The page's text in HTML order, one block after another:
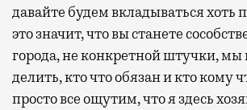
давайте будем вкладываться хоть
это значит, что вы станете
города, не конкретной штучки, мы
делить, кто что обязан и кто кому
просто все ощутим, что я здесь